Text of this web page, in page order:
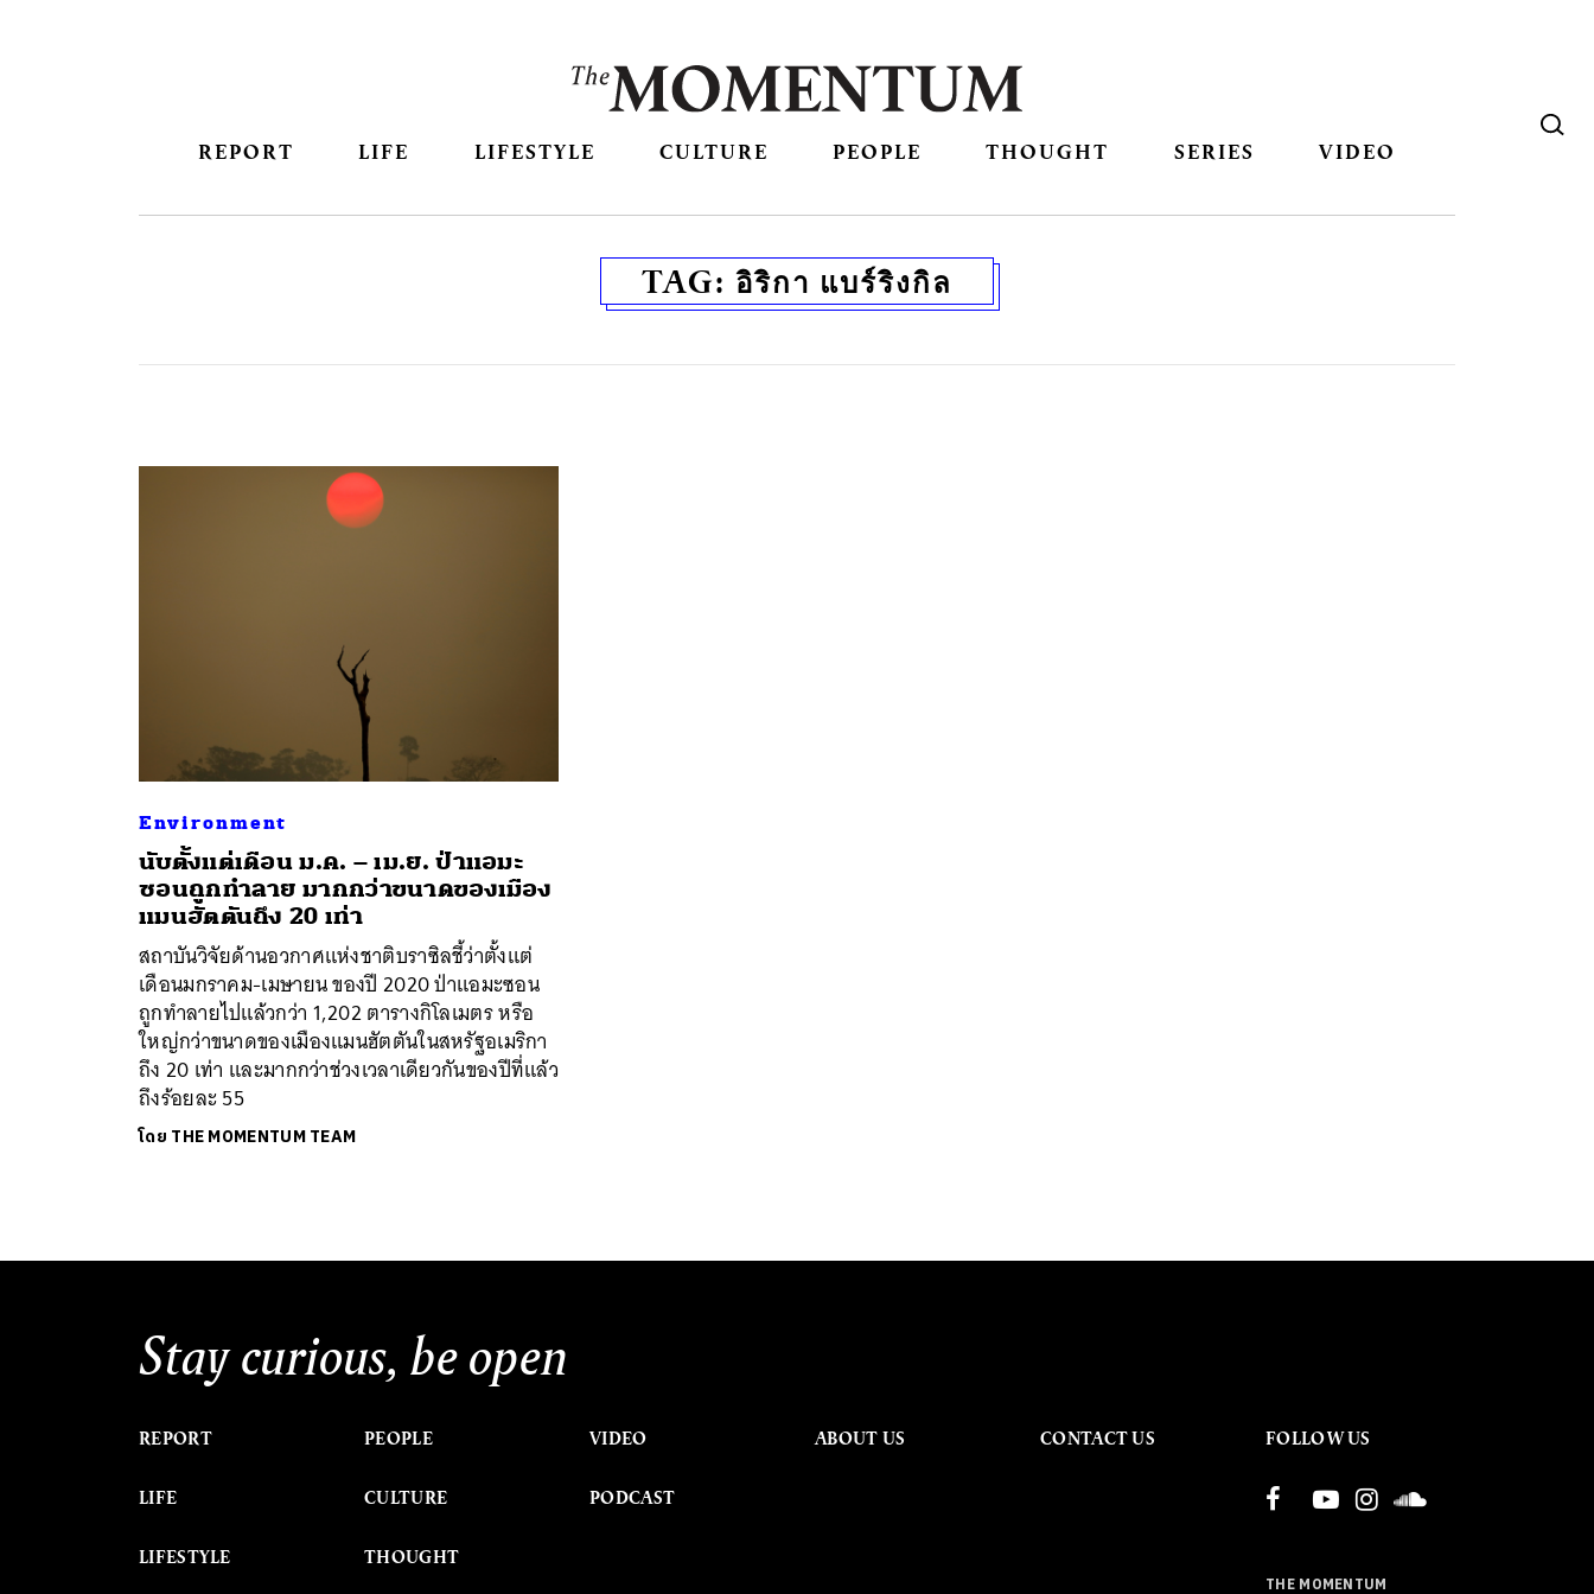
REPORT LIFE LIFESTYLE CULTURE PEOPLE THOUGHT SERIES VIDEO
TAG: อิริกา แบร์ริงกิล
Environment
นับตั้งแต่เดือน ม.ค. – เม.ย. ป่าแอมะ
ซอนถูกทำลาย มากกว่าขนาดของเมือง
แมนฮัตตันถึง 20 เท่า
สถาบันวิจัยด้านอวกาศแห่งชาติบราซิลชี้ว่าตั้งแต่
เดือนมกราคม-เมษายน ของปี 2020 ป่าแอมะซอน
ถูกทำลายไปแล้วกว่า 1,202 ตารางกิโลเมตร หรือ
ใหญ่กว่าขนาดของเมืองแมนฮัตตันในสหรัฐอเมริกา
ถึง 20 เท่า และมากกว่าช่วงเวลาเดียวกันของปีที่แล้ว
ถึงร้อยละ 55
โดย THE MOMENTUM TEAM
Stay curious, be open
REPORT
LIFE
LIFESTYLE
PEOPLE
CULTURE
THOUGHT
VIDEO
PODCAST
ABOUT US CONTACT US FOLLOW US
THE MOMENTUM
ค้นหา